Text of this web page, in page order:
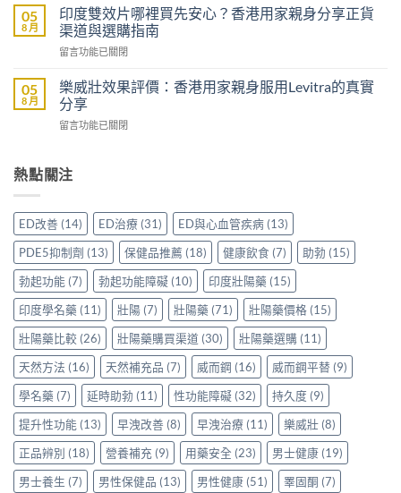
鋼
嗎？
港
士
購
買
讀
的
意
事
項〉
中
評
價：
雙
效
勃
加
時
香
家
真
實
使
用
心
得〉
中
學
名
藥
邊
好？
一
文
比
VI[DK]
羅
紅
鑽〉
中
05
8 月
印度雙效片哪裡買先安心？香港用家親身分享正貨
渠道與選購指南
在
度
雙
效
片
買
心？
香
港
用
家
親
身
分
享
正
貨
渠
道
與
選
購
指
南〉
留言功能已關閉
05
8 月
樂威壯效果評價：香港用家親身服用Levitra的真實
分享
在
壯
效
評
價：
香
港
用
家
親
身
服
用
Levitra
的
真
實
分
享〉
中
留言功能已關閉
熱點關注
ED改善 (14) ED治療 (31) ED與心血管疾病 (13)
PDE5抑制劑 (13) 保健品推薦 (18) 健康飲食 (7) 助勃 (15)
勃起功能 (7) 勃起功能障礙 (10) 印度壯陽藥 (15)
印度學名藥 (11) 壯陽 (7) 壯陽藥 (71) 壯陽藥價格 (15)
壯陽藥比較 (26) 壯陽藥購買渠道 (30) 壯陽藥選購 (11)
天然方法 (16) 天然補充品 (7) 威而鋼 (16) 威而鋼平替 (9)
學名藥 (7) 延時助勃 (11) 性功能障礙 (32) 持久度 (9)
提升性功能 (13) 早洩改善 (8) 早洩治療 (11) 樂威壯 (8)
正品辨別 (18) 營養補充 (9) 用藥安全 (23) 男士健康 (19)
男士養生 (7) 男性保健品 (13) 男性健康 (51) 睪固酮 (7)